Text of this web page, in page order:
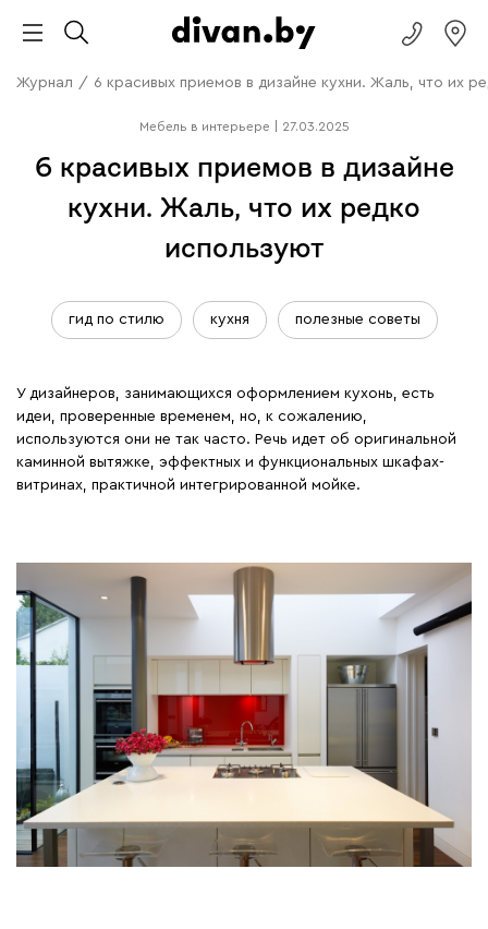
Журнал / 6 красивых приемов в дизайне кухни. Жаль, что их
Мебель в интерьере 27.03.2025
6 красивых приемов в дизайне
кухни. Жаль, что их редко
используют
гид по стилю кухня полезные советы
У дизайнеров, занимающихся оформлением кухонь, есть
идеи, проверенные временем, но, к сожалению,
используются они не так часто. Речь идет об оригинальной
каминной вытяжке, эффектных и функциональных шкафах-
витринах, практичной интегрированной мойке.